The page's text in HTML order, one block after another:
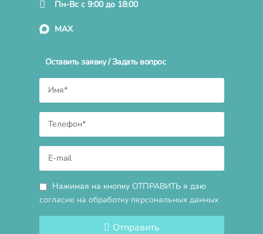
Пн-Вс с 9:00 до 18:00
MAX
Оставить заявку / Задать вопрос
Нажимая на кнопку ОТПРАВИТЬ я даю
согласие на обработку персональных данных
Отправить